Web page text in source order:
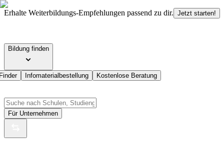
Erhalte Weiterbildungs-Empfehlungen passend zu dir. Jetzt starten!
Bildung finden
Infomaterialbestellung Kostenlose Beratung
Für Unternehmen